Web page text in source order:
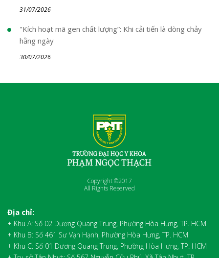
31/07/2026
"Kích hoạt mã gen chất lượng”: Khi cải tiến là dòng chảy
hằng ngày
30/07/2026
Copyright ©2017
All Rights Reserved
Địa chỉ:
+ Khu A: Số 02 Dương Quang Trung, Phường Hòa Hưng, TP. HCM
+ Khu B: Số 461 Sư Vạn Hạnh, Phường Hòa Hưng, TP. HCM
+ Khu C: Số 01 Dương Quang Trung, Phường Hòa Hưng, TP. HCM